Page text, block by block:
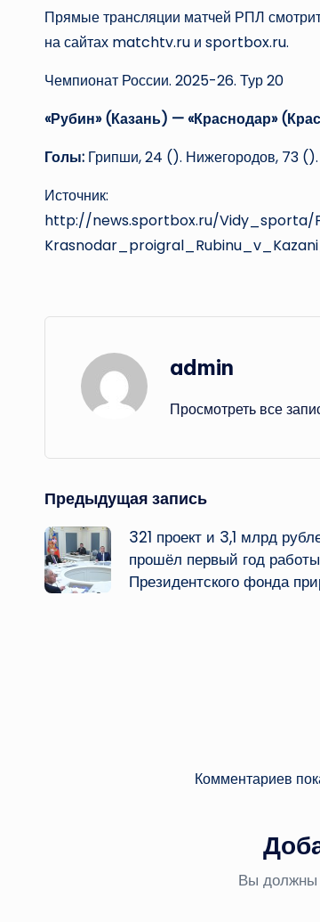
Прямые трансляции матчей РПЛ
на сайтах matchtv.ru и sportbox.ru.
Чемпионат России. 2025-26. Тур 20
«Рубин» (Казань) — «Краснодар»
Голы: Грипши, 24 (). Нижегородов, 73 (
Источник:
http://news.sportbox.ru/Vidy_sporta/
admin
Просмотреть все
Навигация
записи
Предыдущая запись
321 проект и 3,1 млрд
прошёл первый год работы
Президентского фонда
Комментариев
Вы должны